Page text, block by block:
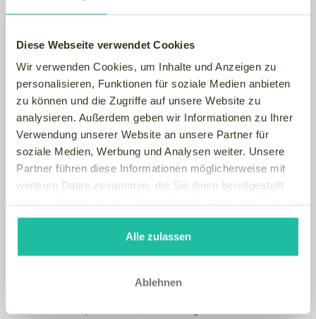
Diese Webseite verwendet Cookies
Wir verwenden Cookies, um Inhalte und Anzeigen zu
personalisieren, Funktionen für soziale Medien anbieten
zu können und die Zugriffe auf unsere Website zu
analysieren. Außerdem geben wir Informationen zu Ihrer
Verwendung unserer Website an unsere Partner für
soziale Medien, Werbung und Analysen weiter. Unsere
Partner führen diese Informationen möglicherweise mit
weiteren Daten zusammen, die Sie ihnen bereitgestellt
gesammelt haben.
Alle zulassen
Ablehnen
Als Unternehmensberater, Unternehmensinhaber & CEO der
internationalen Hotel-Marketinggruppe Premium Spa
Resortswww.premiumsparesorts.comhat er langjährige
eigene Erfahrung im Bereich persönliches Wohlbefinden,
Steigerung persönlicher Lebens- und Managerenergie in
Balance.
Seminare zum Thema Gesundheitsprävention & Life-
Michael Mattersberger wird künftig mit seinem Wissen, den